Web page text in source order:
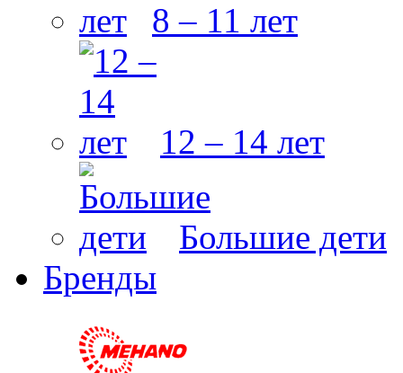
8 – 11 лет
12 – 14 лет
Большие дети
Бренды